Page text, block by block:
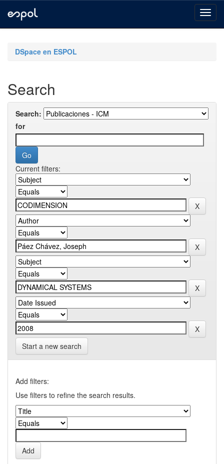
navigationDSpace en ESPOL
Search
Search:
for
Current filters:
Start a new search
Add filters:
Use filters to refine the search results.